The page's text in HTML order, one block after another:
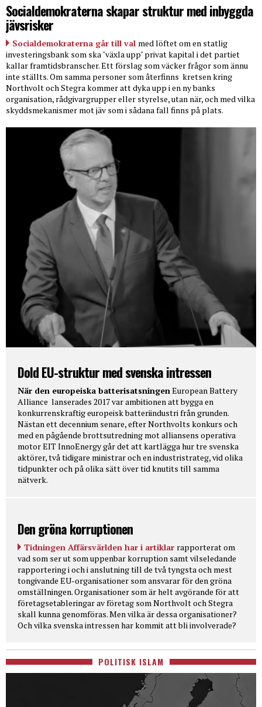
Socialdemokraterna skapar struktur med inbyggda
jävsrisker
Socialdemokraterna går till val med löftet om en statlig
investeringsbank som ska "växla upp" privat kapital i det partiet
kallar framtidsbranscher. Ett förslag som väcker frågor som ännu
inte ställts. Om samma personer som återfinns kretsen kring
Northvolt och Stegra kommer att dyka upp i en ny banks
organisation, rådgivargrupper eller styrelse, utan när, och med vilka
skyddsmekanismer mot jäv som i sådana fall finns på plats.
Dold EU-struktur med svenska intressen
När den europeiska batterisatsningenEuropean Battery
Alliance lanserades 2017 var ambitionen att bygga en
konkurrenskraftig europeisk batteriindustri från grunden.
Nästan ett decennium senare, efter Northvolts konkurs och
med en pågående brottsutredning mot alliansens operativa
motor EIT InnoEnergy går det att kartlägga hur tre svenska
aktörer, två tidigare ministrar och en industristrateg, vid olika
tidpunkter och på olika sätt över tid knutits till samma
nätverk.
Den gröna korruptionen
Tidningen Affärsvärlden har i artiklar rapporterat om
vad som ser ut som uppenbar korruption samt vilseledande
rapportering i och i anslutning till de två tyngsta och mest
tongivande EU-organisationer som ansvarar för den gröna
omställningen. Organisationer som är helt avgörande för att
företagsetableringar av företag som Northvolt och Stegra
skall kunna genomföras. Men vilka är dessa organisationer?
Och vilka svenska intressen har kommit att bli involverade?
POLITISK ISLAM